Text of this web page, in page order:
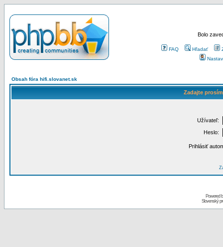
Bolo
FAQ Hľadať
Obsah fóra hifi.slovanet.sk
Zadajte
Užívateľ:
Heslo:
Prihlásiť
Powered
Slovenský